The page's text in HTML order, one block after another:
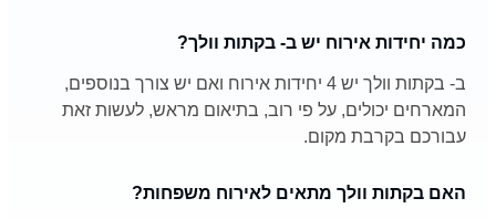
כמה יחידות אירוח יש ב- בקתות וולך?
ב- בקתות וולך יש 4 יחידות אירוח ואם יש צורך בנוספים,
המארחים יכולים, על פי רוב, בתיאום מראש, לעשות זאת
עבורכם בקרבת מקום.
האם בקתות וולך מתאים לאירוח משפחות?